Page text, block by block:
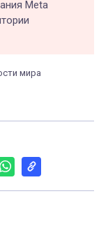
Meta
мира